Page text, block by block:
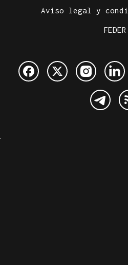
Aviso legal y
FEDER